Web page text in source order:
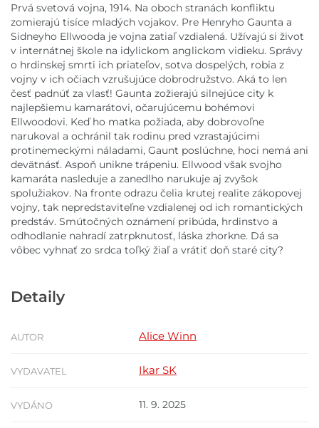
Prvá svetová vojna, 1914. Na oboch stranách konfliktu
zomierajú tisíce mladých vojakov. Pre Henryho Gaunta a
Sidneyho Ellwooda je vojna zatiaľ vzdialená. Užívajú si život
v internátnej škole na idylickom anglickom vidieku. Správy
o hrdinskej smrti ich priateľov, sotva dospelých, robia z
vojny v ich očiach vzrušujúce dobrodružstvo. Aká to len
česť padnúť za vlasť! Gaunta zožierajú silnejúce city k
najlepšiemu kamarátovi, očarujúcemu bohémovi
Ellwoodovi. Keď ho matka požiada, aby dobrovoľne
narukoval a ochránil tak rodinu pred vzrastajúcimi
protinemeckými náladami, Gaunt poslúchne, hoci nemá ani
devätnásť. Aspoň unikne trápeniu. Ellwood však svojho
kamaráta nasleduje a zanedlho narukuje aj zvyšok
spolužiakov. Na fronte odrazu čelia krutej realite zákopovej
vojny, tak nepredstaviteľne vzdialenej od ich romantických
predstáv. Smútočných oznámení pribúda, hrdinstvo a
odhodlanie nahradí zatrpknutosť, láska zhorkne. Dá sa
vôbec vyhnať zo srdca toľký žiaľ a vrátiť doň staré city?
Detaily
AUTOR Alice Winn
VYDAVATEL Ikar SK
VYDÁNO 11. 9. 2025